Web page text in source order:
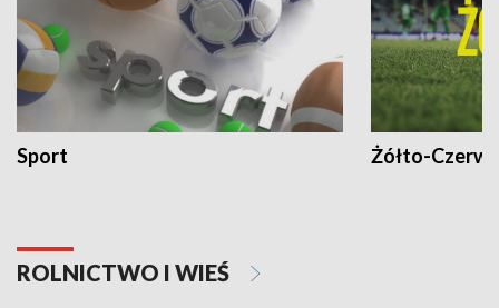
Sport Żółto-
ROLNICTWO I WIEŚ